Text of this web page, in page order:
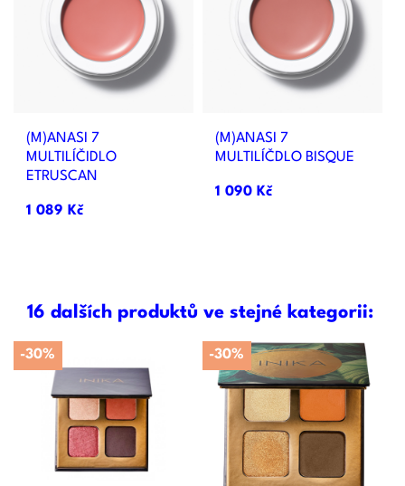
(M)ANASI 7
MULTILÍČIDLO
ETRUSCAN
1 089 Kč
(M)ANASI 7
MULTILÍČDLO BISQUE
1 090 Kč
16 dalších produktů ve stejné kategorii:
-30% -30%